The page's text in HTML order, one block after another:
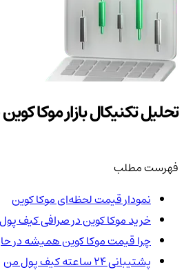
تحلیل تکنیکال بازار موکا کوین (MOCA)
فهرست مطلب
نمودار قیمت لحظه‌ای موکا کوین
خرید موکا کوین در صرافی کیف
چرا قیمت موکا کوین همیشه در
پشتیبانی ۲۴ ساعته کیف پول من